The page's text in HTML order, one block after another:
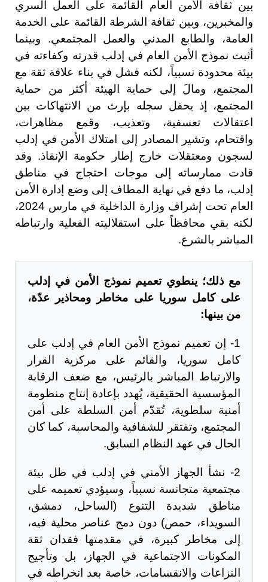
بين ثقافة الأمن العام القائمة على العمل السري
والمخبرين، وبين ثقافة الشرطة القائمة على الخدمة
العامة، والطابع المدني والعمل المجتمعي. وبينما
أثبت نموذج الأمن العام في إدلب قدرته وكفاءته في
بيئة محدودة نسبياً، لكنه فشل في بناء علاقة ثقة مع
المجتمع، ومالَ إلى حماية الهيئة أكثر من حماية
المجتمع، إذ يحفل سجله بإرث من الانتهاكات بين
اعتقالات تعسفية، وتعذيب، وقمع مظاهرات،
واقتحام، وتشير المصادر إلى امتلاك الأمن في إدلب
لسجون ومعتقلات خارج إطار حكومة الإنقاذ. وقد
قادت ممارساته إلى موجات احتجاج في مناطق
إدلب، ما دفع في نهاية المطاف إلى وضع إدارة الأمن
العام تحت إشراف وزارة الداخلية في مارس 2024،
لكنه بقي محافظاً على استقلاليته الفعلية وارتباطه
المباشر بالشرع.
مع ذلك؛ ينطوي تعميم نموذج الأمن في إدلب
على كامل سوريا على مخاطر ومحاذير عدّة،
من بينها:
1- إن تعميم نموذج الأمن العام في إدلب على
كامل سوريا، والقائم على مركزية القرار
والارتباط المباشر بالرئيس، مع ضعف الرقابة
المؤسسية الحقيقية، يُهدد بإعادة إنتاج منظومة
أمنية سلطوية، تُقدّم أمن السلطة على أمن
المجتمع، وتفتقر للشفافية والمحاسبة، كما كان
الحال في عهد النظام السابق.
2- نشأ الجهاز الأمني في إدلب في ظل بيئة
مجتمعية متجانسة نسبياً، وسيؤدي تعميمه على
مناطق شديدة التنوع (الساحل، دمشق،
السويداء، حمص) دون دمج عناصر محلية فيه،
إلى مخاطر كبيرة، في مقدمتها فقدان ثقة
المكونات الاجتماعية في الجهاز، بل وتأجيج
النزاعات والانقسامات، خاصة بعد انخراطه في